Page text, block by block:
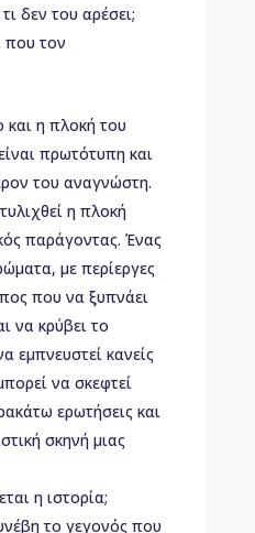
δεν του αρέσει;
που τον
και η πλοκή του
πρωτότυπη και
του αναγνώστη.
η πλοκή
παράγοντας. Ένας
με περίεργες
που να ξυπνάει
να κρύβει το
εμπνευστεί κανείς
να σκεφτεί
ερωτήσεις και
σκηνή μιας
η ιστορία;
το γεγονός που